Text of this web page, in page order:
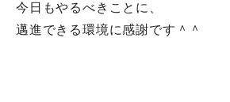
今日もやるべきことに、
邁進できる環境に感謝です＾＾